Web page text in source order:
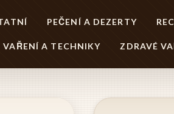
PEČENÍ A DEZERTY
VAŘENÍ A TECHNIKY ZDRAVÉ